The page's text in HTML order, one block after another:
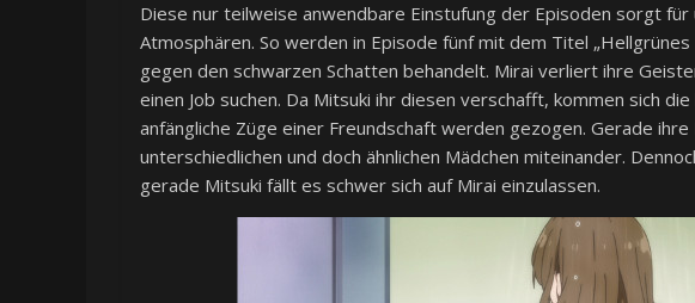
Diese nur teilweise anwendbare Einstufung der Episoden sorgt für
Atmosphären. So werden in Episode fünf mit dem Titel
gegen den schwarzen Schatten behandelt. Mirai verliert ihre
einen Job suchen. Da Mitsuki ihr diesen verschafft, kommen sich
anfängliche Züge einer Freundschaft werden gezogen. Gerade
unterschiedlichen und doch ähnlichen Mädchen miteinander.
gerade Mitsuki fällt es schwer sich auf Mirai einzulassen.